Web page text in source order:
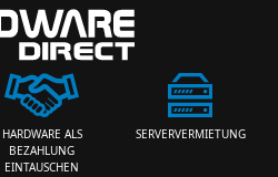
HARDWARE ALS
BEZAHLUNG
EINTAUSCHEN
SERVERVERMIETUNG